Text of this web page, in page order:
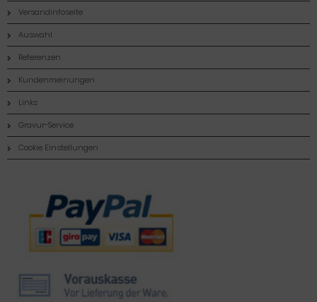
Versandinfoseite
Auswahl
Referenzen
Kundenmeinungen
Links
Gravur-Service
Cookie Einstellungen
Zahlungsmethoden